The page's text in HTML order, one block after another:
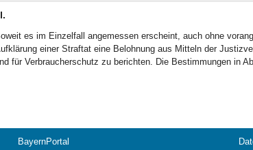
es im Einzelfall angemessen erscheint, auch ohne
einer Straftat eine Belohnung aus Mitteln der
für Verbraucherschutz zu berichten. Die Bestimmungen in
BayernPortal